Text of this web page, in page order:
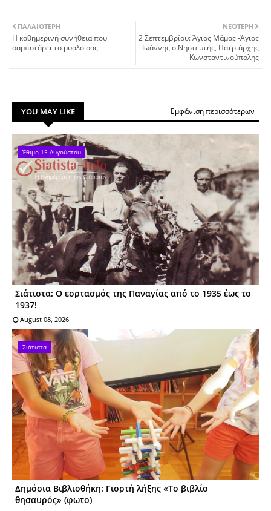
ΝΕΌΤΕΡΗ
2 Σεπτεμβρίου: Άγιος Μάμας -Άγιος
Ιωάννης ο Νηστευτής, Πατριάρχης
Κωνσταντινούπολης
ΠΑΛΑΙΌΤΕΡΗ
Η καθημερινή συνήθεια που
σαμποτάρει το μυαλό σας
YOU MAY LIKE Εμφάνιση περισσότερων
Έθιμο 15 Αυγούστου
Σιάτιστα: Ο εορτασμός της Παναγίας από το 1935 έως το
1937!
August 08, 2026
Σιάτιστα
Δημόσια Βιβλιοθήκη: Γιορτή λήξης «Το βιβλίο
θησαυρός» (φωτο)